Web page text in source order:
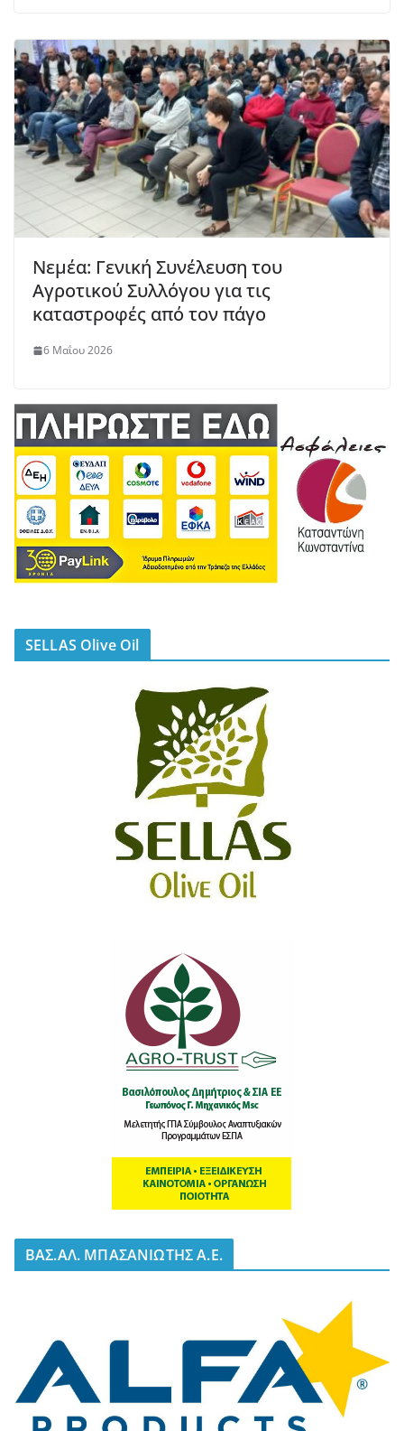
Νεμέα: Γενική Συνέλευση του
Αγροτικού Συλλόγου για τις
καταστροφές από τον πάγο
6 Μαΐου 2026
SELLAS Olive Oil
BΑΣ.ΑΛ. ΜΠΑΣΑΝΙΩΤΗΣ Α.Ε.